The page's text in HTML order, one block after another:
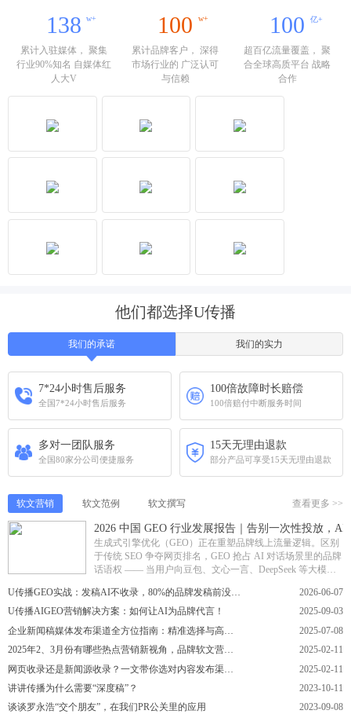
138 w+
累计入驻媒体， 聚集
行业90%知名 自媒体红
人大V
100 w+
累计品牌客户， 深得
市场行业的 广泛认可
与信赖
100 亿+
超百亿流量覆盖， 聚
合全球高质平台 战略
合作
他们都选择U传播
我们的承诺 我们的实力
7*24小时售后服务
全国7*24小时售后服务
100倍故障时长赔偿
100倍赔付中断服务时间
多对一团队服务
全国80家分公司便捷服务
15天无理由退款
部分产品可享受15天无理由退款
软文营销 软文范例 软文撰写
2026 中国 GEO 行业发展报告｜告别一次性投放，
生成式引擎优化（GEO）正在重塑品牌线上流量逻辑。区别
于传统 SEO 争夺网页排名，GEO 抢占 AI 对话场景里的品牌
话语权 —— 当用户向豆包、文心一言、DeepSeek 等大模型
U传播GEO实战：发稿AI不收录，80%的品牌发稿前没做好第一步
2026-06-07
U传播AIGEO营销解决方案：如何让AI为品牌代言！
2025-09-03
2025-07-08
2025年2、3月份有哪些热点营销新视角，品牌软文营销如何巧妙“跟风”不踩雷？U传播分享
2025-02-11
2025-02-11
讲讲传播为什么需要“深度稿”？
2023-10-11
谈谈罗永浩“交个朋友”，在我们PR公关里的应用
2023-09-08
查看更多 >>